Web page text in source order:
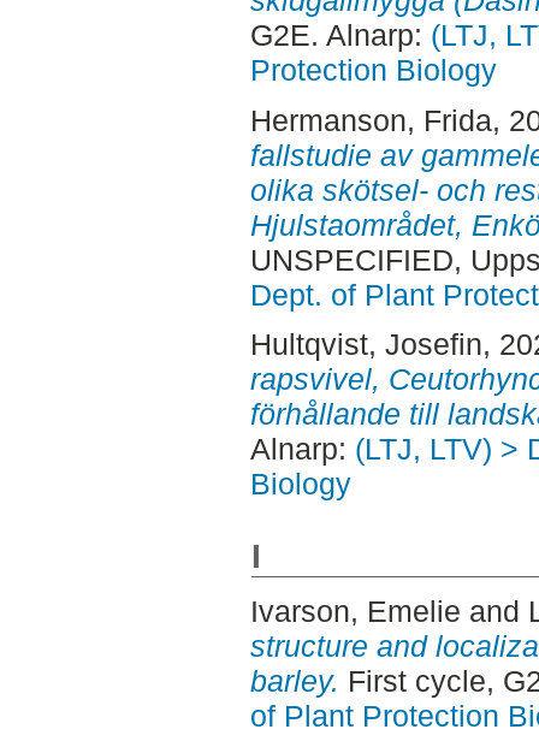
G2E. Alnarp: (LTJ,
Protection Biology
Hermanson, Frida,
fallstudie av
olika skötsel- och
Hjulstaområdet,
UNSPECIFIED,
Dept. of Plant
Hultqvist, Josefin,
rapsvivel,
förhållande till
Alnarp: (LTJ, LTV) >
Biology
I
Ivarson, Emelie and
structure and
barley. First cycle,
of Plant Protection